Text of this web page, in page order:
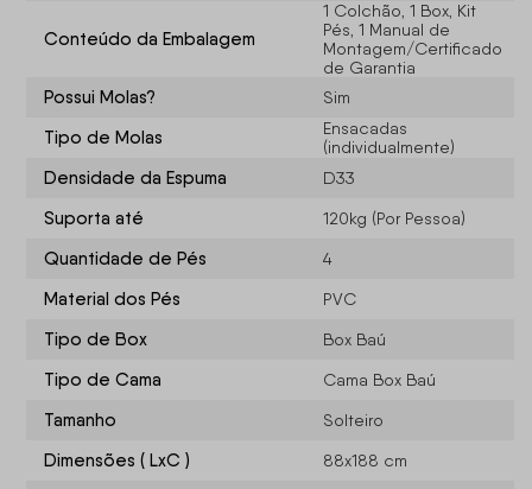
Conteúdo da Embalagem
1 Colchão, 1 Box, Kit
Pés, 1 Manual de
Montagem/Certificado
de Garantia
Possui Molas? Sim
Tipo de Molas
Ensacadas
(individualmente)
Densidade da Espuma D33
Suporta até 120kg (Por Pessoa)
Quantidade de Pés 4
Material dos Pés PVC
Tipo de Box Box Baú
Tipo de Cama Cama Box Baú
Tamanho Solteiro
Dimensões ( LxC ) 88x188 cm